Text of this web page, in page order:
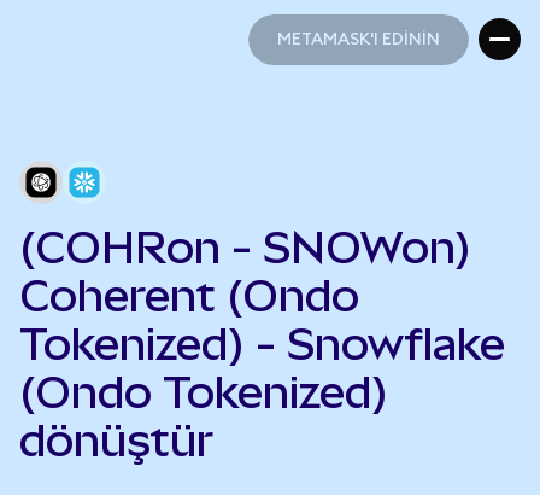
METAMASK'I EDİNİN
(COHRon - SNOWon)
Coherent (Ondo
Tokenized) - Snowflake
(Ondo Tokenized)
dönüştür